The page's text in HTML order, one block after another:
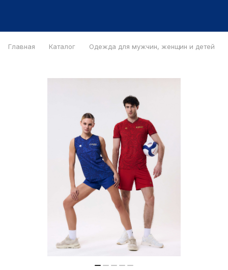
Главная Каталог Одежда для мужчин, женщин и детей